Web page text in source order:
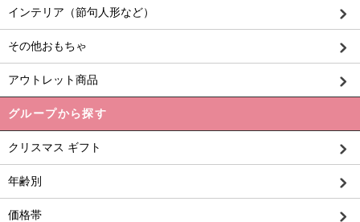
インテリア（節句人形など）
その他おもちゃ
アウトレット商品
グループから探す
クリスマス ギフト
年齢別
価格帯